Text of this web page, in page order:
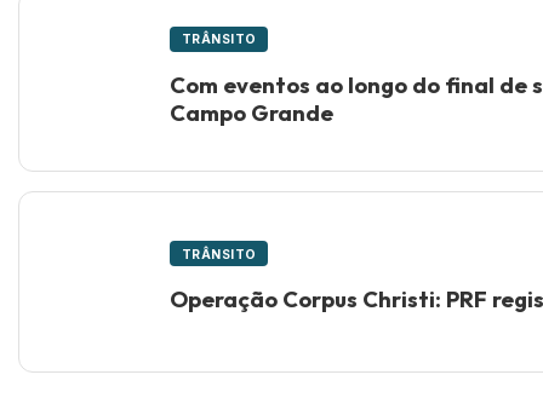
TRÂNSITO
Com eventos ao longo do final
Campo Grande
TRÂNSITO
Operação Corpus Christi: PRF